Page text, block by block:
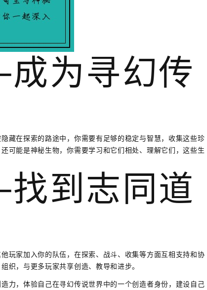
为寻幻传
藏在探索的路途中，你需要有足够的稳定与智慧，收集这些珍
可能是神秘生物，你需要学习和它们相处、理解它们，这些生
到志同道
玩家加入你的队伍，在探索、战斗、收集等方面互相支持和协
织，与更多玩家共享创造、教导和进步。
力，体验自己在寻幻传说世界中的一个创造者身份，建设自己